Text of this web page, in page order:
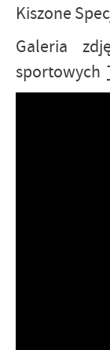
Kiszone
Galeria
sportowych